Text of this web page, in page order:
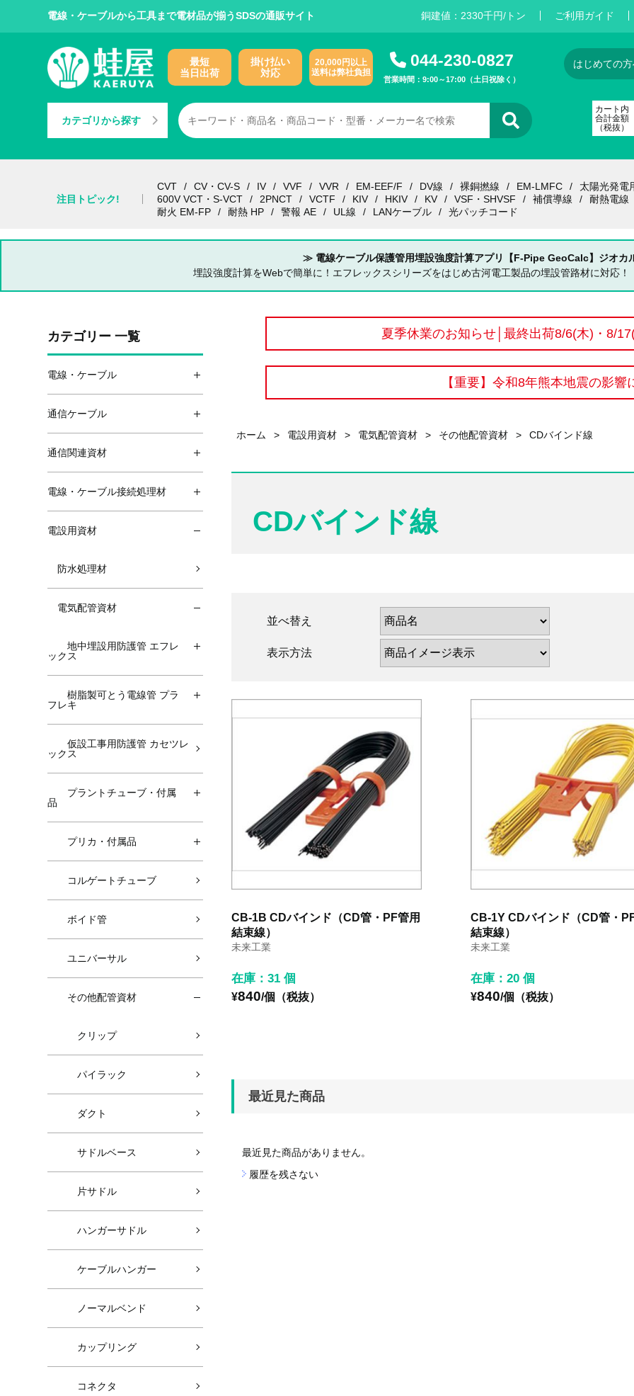
電線・ケーブルから工具まで電材品が揃うSDSの通販サイト 銅建値： 2330千円/トン ご利用ガイド
最短
当日出荷
掛け払い
対応
20,000円以上
送料は弊社負担
044-230-0827
営業時間：9:00～17:00（土日祝除く）
カテゴリから探す
はじめての
カート内
合計金額
（税抜）
注目トピック!
CVT CV・CV-S IV VVF VVR EM-EEF/F DV線 裸銅撚線 EM-LMFC
太陽光発電
600V VCT・S-VCT
2PNCT VCTF KIV HKIV KV VSF・SHVSF 補償導線
耐熱電線
耐火 EM-FP
耐熱 HP 警報 AE UL線 LANケーブル 光パッチコード
≫ 電線ケーブル保護管用埋設強度計算アプリ【F-Pipe GeoCalc】ジオカ
埋設強度計算をWebで簡単に！エフレックスシリーズをはじめ古河電工製品の埋設管路材に対応
夏季休業のお知らせ│最終出荷8/6(木)・8/
【重要】令和8年熊本地震の影
ホーム > 電設用資材 > 電気配管資材 > その他配管資材 > CDバインド線
CDバインド線
並べ替え
表示方法
CB-1B CDバインド（CD管・PF管用
結束線）
未来工業
在庫：31 個
¥840/個（税抜）
CB-1Y CDバインド（CD管・
結束線）
未来工業
在庫：20 個
¥840/個（税抜）
最近見た商品
最近見た商品がありません。
履歴を残さない
カテゴリー 一覧
電線・ケーブル
通信ケーブル
通信関連資材
電線・ケーブル接続処理材
電設用資材
防水処理材
電気配管資材
地中埋設用防護管 エフレ
ックス
樹脂製可とう電線管 プラ
フレキ
仮設工事用防護管 カセツレ
ックス
プラントチューブ・付属
品
プリカ・付属品
コルゲートチューブ
ボイド管
ユニバーサル
その他配管資材
クリップ
パイラック
ダクト
サドルベース
片サドル
ハンガーサドル
ケーブルハンガー
ノーマルベンド
カップリング
コネクタ